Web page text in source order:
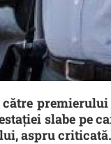
slabe pe
aspru criticată.